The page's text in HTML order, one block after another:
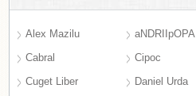
Alex Mazilu
aNDRIIpOPA
Cabral
Cipoc
Cuget Liber
Daniel Urda